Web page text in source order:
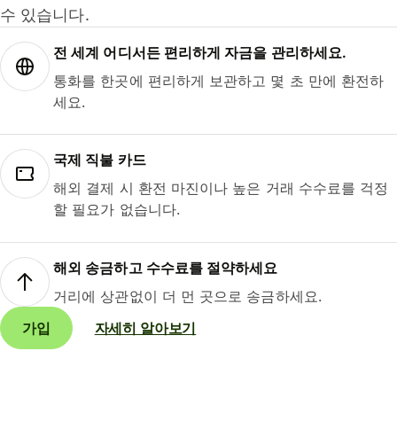
수 있습니다.
전 세계 어디서든 편리하게 자금을 관리하세요.
통화를 한곳에 편리하게 보관하고 몇 초 만에 환전하
세요.
국제 직불 카드
해외 결제 시 환전 마진이나 높은 거래 수수료를 걱정
할 필요가 없습니다.
해외 송금하고 수수료를 절약하세요
거리에 상관없이 더 먼 곳으로 송금하세요.
가입
자세히 알아보기